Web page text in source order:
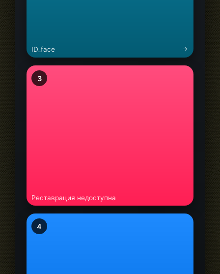
ID_face
3
Реставрация недоступна
4